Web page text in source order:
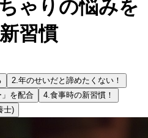
ゃりの悩みを
習慣
2.年のせいだと諦めたくない！
を配合 4.食事時の新習慣！
士)